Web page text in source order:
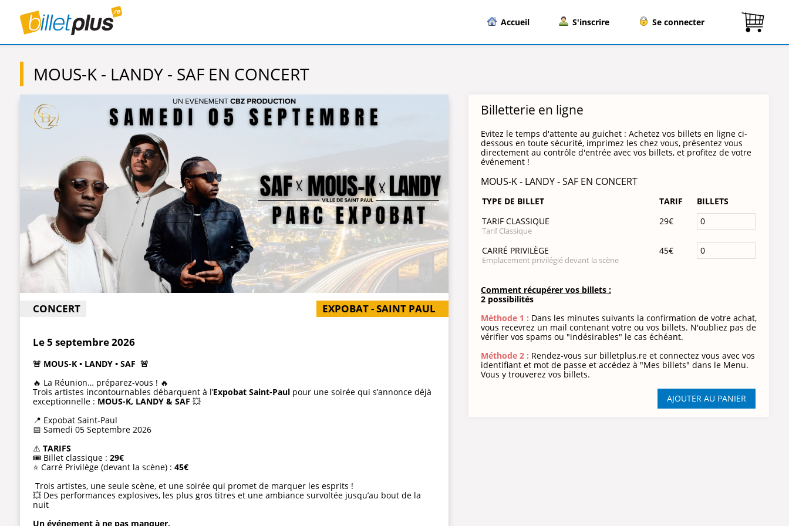
Accueil S'inscrire Se connecter
MOUS-K - LANDY - SAF EN CONCERT
CONCERT EXPOBAT - SAINT PAUL
Le 5 septembre 2026
🚨 MOUS-K • LANDY • SAF 🚨
🔥 La Réunion… préparez-vous ! 🔥
Trois artistes incontournables débarquent à l’Expobat Saint-Paul pour une soirée qui s’annonce déjà
exceptionnelle : MOUS-K, LANDY & SAF 💥
📍 Expobat Saint-Paul
📅 Samedi 05 Septembre 2026
⚠️TARIFS
🎟️ Billet classique :29€
⭐ Carré Privilège (devant la scène) :45€
Trois artistes, une seule scène, et une soirée qui promet de marquer les esprits !
💥 Des performances explosives, les plus gros titres et une ambiance survoltée jusqu’au bout de la
nuit
Un événement à ne pas manquer.
Billetterie en ligne
Evitez le temps d'attente au guichet : Achetez vos billets en ligne ci-
dessous en toute sécurité, imprimez les chez vous, présentez vous
directement au contrôle d'entrée avec vos billets, et profitez de votre
événement !
MOUS-K - LANDY - SAF EN CONCERT
TYPE DE BILLET TARIF
BILLETS
TARIF CLASSIQUE
Tarif Classique
29€
CARRÉ PRIVILÈGE
Emplacement privilégié devant la scène
45€
Comment récupérer vos billets :
2 possibilités
Méthode 1 : Dans les minutes suivants la confirmation de votre achat,
vous recevrez un mail contenant votre ou vos billets. N'oubliez pas de
vérifier vos spams ou "indésirables" le cas échéant.
Méthode 2 : Rendez-vous sur billetplus.re et connectez vous avec vos
identifiant et mot de passe et accédez à "Mes billets" dans le Menu.
Vous y trouverez vos billets.
AJOUTER AU PANIER